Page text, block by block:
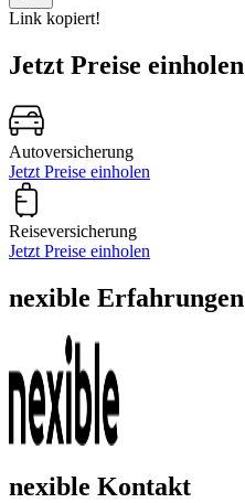
Link kopiert!
Jetzt Preise einholen
Autoversicherung
Jetzt Preise einholen
Reiseversicherung
Jetzt Preise einholen
nexible Erfahrungen
nexible Kontakt